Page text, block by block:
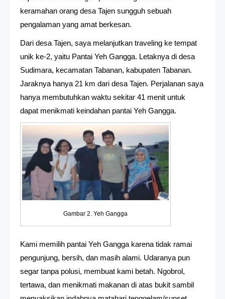
keramahan orang desa Tajen sungguh sebuah
pengalaman yang amat berkesan.
Dari desa Tajen, saya melanjutkan traveling ke tempat
unik ke-2, yaitu Pantai Yeh Gangga. Letaknya di desa
Sudimara, kecamatan Tabanan, kabupaten Tabanan.
Jaraknya hanya 21 km dari desa Tajen. Perjalanan saya
hanya membutuhkan waktu sekitar 41 menit untuk
dapat menikmati keindahan pantai Yeh Gangga.
Gambar 2. Yeh Gangga
Kami memilih pantai Yeh Gangga karena tidak ramai
pengunjung, bersih, dan masih alami. Udaranya pun
segar tanpa polusi, membuat kami betah. Ngobrol,
tertawa, dan menikmati makanan di atas bukit sambil